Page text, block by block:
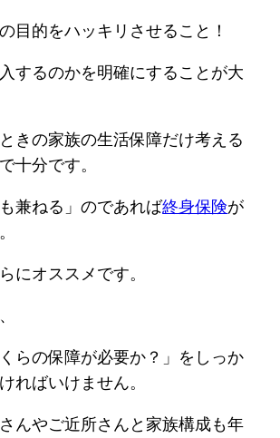
目的をハッキリさせること！
するのかを明確にすることが大
きの家族の生活保障だけ考える
十分です。
兼ねる」のであれば終身保険が
にオススメです。
くらの保障が必要か？」をしっか
ればいけません。
んやご近所さんと家族構成も年